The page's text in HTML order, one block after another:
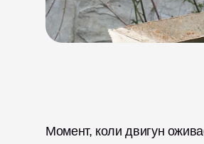
Момент, коли двигун